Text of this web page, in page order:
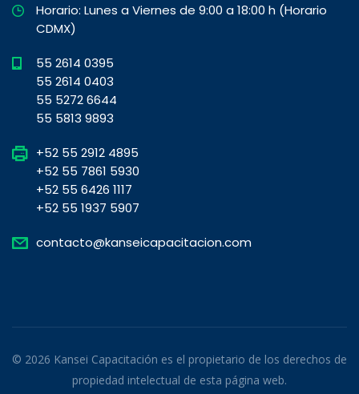
Horario: Lunes a Viernes de 9:00 a 18:00 h (Horario
CDMX)
55 2614 0395
55 2614 0403
55 5272 6644
55 5813 9893
+52 55 2912 4895
+52 55 7861 5930
+52 55 6426 1117
+52 55 1937 5907
contacto@kanseicapacitacion.com
© 2026 Kansei Capacitación es el propietario de los derechos de
propiedad intelectual de esta página web.